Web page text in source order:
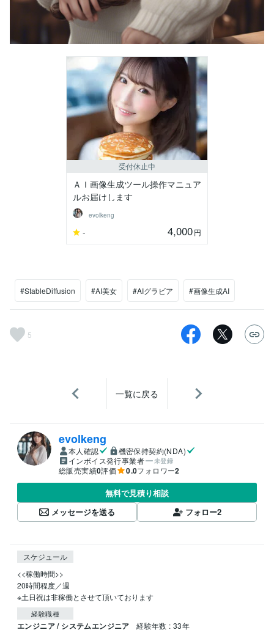
受付休止中
ＡＩ画像生成ツール操作マニュア
ルお届けします
evolkeng
- 4,000円
#StableDiffusion #AI美女 #AIグラビア #画像生成AI
5
一覧に戻る
evolkeng
本人確認
機密保持契約(NDA)
インボイス発行事業者
未登録
総販売実績0評価 0.0フォロワー2
無料で見積り相談
メッセージを送る
フォロー2
スケジュール
<<稼働時間>>
20時間程度／週
※土日祝は非稼働とさせて頂いております
経験職種
エンジニア / システムエンジニア 経験年数 : 33年